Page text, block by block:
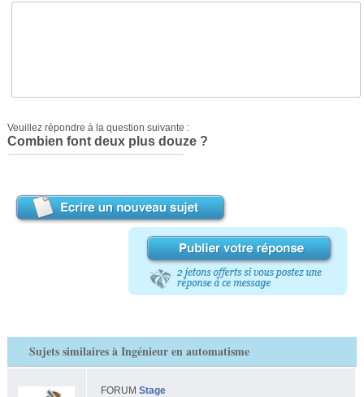
Veuillez répondre à la question suivante :
Combien font deux plus douze ?
Sujets similaires à Ingénieur en automatisme
FORUM Stage